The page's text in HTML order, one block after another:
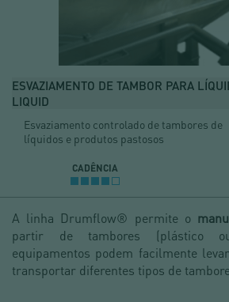
ESVAZIAMENTO DE TAMBOR PARA
LIQUID
Esvaziamento controlado de tambores de
líquidos e produtos pastosos
CADÊNCIA
A linha Drumflow® permite o
partir de tambores (plástico
equipamentos podem facilmente
transportar diferentes tipos de